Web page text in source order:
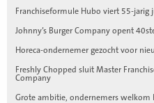
Franchiseformule Hubo viert 55-jarig
Johnny’s Burger Company opent
Horeca-ondernemer gezocht voor
Freshly Chopped sluit Master
Company
Grote ambitie, ondernemers welkom